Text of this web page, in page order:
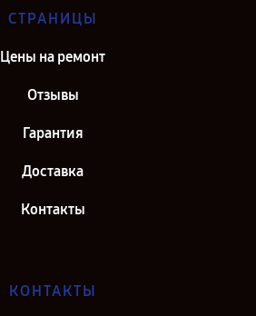
СТРАНИЦЫ
Цены на ремонт
Отзывы
Гарантия
Доставка
Контакты
КОНТАКТЫ